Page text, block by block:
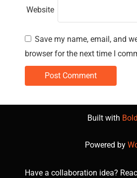
Website
Save my name, email, and
browser for the next time I
Built with
Powered by
Have a collaboration idea?